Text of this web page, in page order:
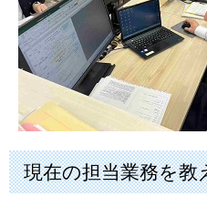
現在の担当業務を